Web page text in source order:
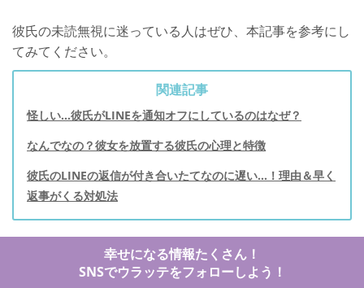
彼氏の未読無視に迷っている人はぜひ、本記事を参考にし
てみてください。
関連記事
怪しい…彼氏がLINEを通知オフにしているのはなぜ？
なんでなの？彼女を放置する彼氏の心理と特徴
彼氏のLINEの返信が付き合いたてなのに遅い…！理由＆早く
返事がくる対処法
幸せになる情報たくさん！
SNSでウラッテをフォローしよう！